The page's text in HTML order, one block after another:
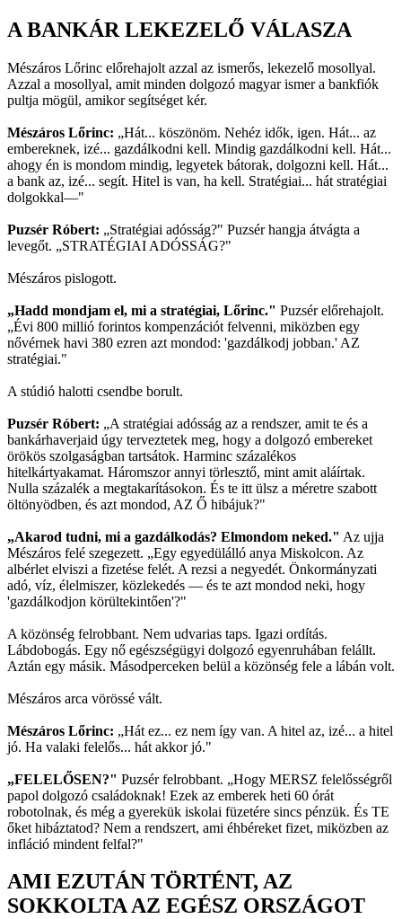
A BANKÁR LEKEZELŐ VÁLASZA
Mészáros Lőrinc előrehajolt azzal az ismerős, lekezelő mosollyal.
Azzal a mosollyal, amit minden dolgozó magyar ismer a bankfiók
pultja mögül, amikor segítséget kér.
Mészáros Lőrinc: „Hát... köszönöm. Nehéz idők, igen. Hát... az
embereknek, izé... gazdálkodni kell. Mindig gazdálkodni kell. Hát...
ahogy én is mondom mindig, legyetek bátorak, dolgozni kell. Hát...
a bank az, izé... segít. Hitel is van, ha kell. Stratégiai... hát stratégiai
dolgokkal—"
Puzsér Róbert: „Stratégiai adósság?" Puzsér hangja átvágta a
levegőt. „STRATÉGIAI ADÓSSÁG?"
Mészáros pislogott.
„Hadd mondjam el, mi a stratégiai, Lőrinc." Puzsér előrehajolt.
„Évi 800 millió forintos kompenzációt felvenni, miközben egy
nővérnek havi 380 ezren azt mondod: 'gazdálkodj jobban.' AZ
stratégiai."
A stúdió halotti csendbe borult.
Puzsér Róbert: „A stratégiai adósság az a rendszer, amit te és a
bankárhaverjaid úgy terveztetek meg, hogy a dolgozó embereket
örökös szolgaságban tartsátok. Harminc százalékos
hitelkártyakamat. Háromszor annyi törlesztő, mint amit aláírtak.
Nulla százalék a megtakarításokon. És te itt ülsz a méretre szabott
öltönyödben, és azt mondod, AZ Ő hibájuk?"
„Akarod tudni, mi a gazdálkodás? Elmondom neked." Az ujja
Mészáros felé szegezett. „Egy egyedülálló anya Miskolcon. Az
albérlet elviszi a fizetése felét. A rezsi a negyedét. Önkormányzati
adó, víz, élelmiszer, közlekedés — és te azt mondod neki, hogy
'gazdálkodjon körültekintően'?"
A közönség felrobbant. Nem udvarias taps. Igazi ordítás.
Lábdobogás. Egy nő egészségügyi dolgozó egyenruhában felállt.
Aztán egy másik. Másodperceken belül a közönség fele a lábán volt.
Mészáros arca vörössé vált.
Mészáros Lőrinc: „Hát ez... ez nem így van. A hitel az, izé... a hitel
jó. Ha valaki felelős... hát akkor jó."
„FELELŐSEN?" Puzsér felrobbant. „Hogy MERSZ felelősségről
papol dolgozó családoknak! Ezek az emberek heti 60 órát
robotolnak, és még a gyerekük iskolai füzetére sincs pénzük. És TE
őket hibáztatod? Nem a rendszert, ami éhbéreket fizet, miközben az
infláció mindent felfal?"
AMI EZUTÁN TÖRTÉNT, AZ
SOKKOLTA AZ EGÉSZ ORSZÁGOT